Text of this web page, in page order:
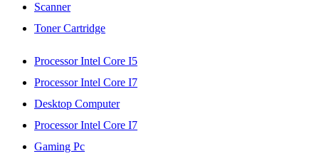
Scanner
Toner Cartridge
Processor Intel Core I5
Processor Intel Core I7
Desktop Computer
Processor Intel Core I7
Gaming Pc